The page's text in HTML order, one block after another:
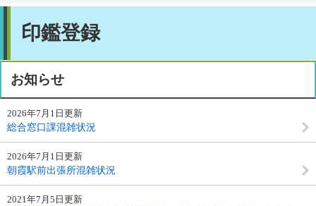
す
し
へ
印鑑登録
お知らせ
2026年7月1日更新
総合窓口課混雑状況
2026年7月1日更新
朝霞駅前出張所混雑状況
2021年7月5日更新